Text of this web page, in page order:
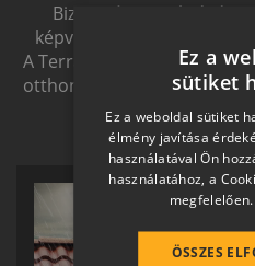
Biztonságot nyújtó, és
képviselő, egymással
A Terrán ernyőmárkának
otthon átfogó, egymásra
ölthet
Ez a
sütiket
Ez a weboldal sütiket
élmény javítása
használatával Ön
használatához, a
megfelelően.
ÖSSZES